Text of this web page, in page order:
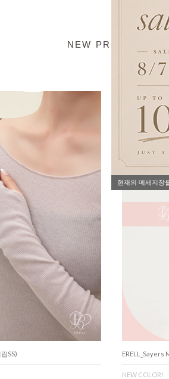
NEW PRODUCT
SS) ERELL_Sayers
NEW COLOR!
현재의 메세지창
현재의 메세지창
현재의 메세지창